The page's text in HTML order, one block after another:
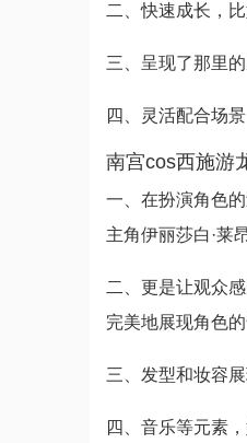
二、快速成长，
三、呈现了那里
四、灵活配合场
南宫cos西施游
一、在扮演角色
主角伊丽莎白·莱
二、更是让观众
完美地展现角色的
三、发型和妆容
四、音乐等元素